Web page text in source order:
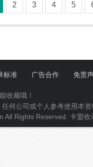
2 3 4 5
标准 广告合作 免责
收藏哦！
何公司或个人参考使用本
All Rights Reserved. 卡盟收